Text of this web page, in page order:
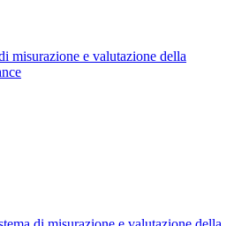
misurazione e valutazione della